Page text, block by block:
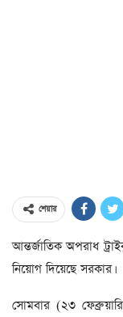
শেয়ার
আন্তর্জাতিক অপরাধ
নিয়োগ দিয়েছে সরকার।
সোমবার (২৩